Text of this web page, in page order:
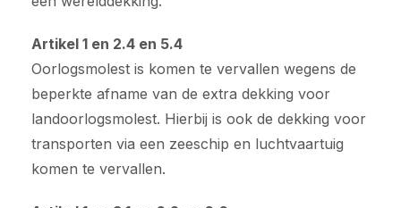
Artikel 1 en 2.4 en 5.4
Oorlogsmolest is komen te vervallen wegens de
beperkte afname van de extra dekking voor
landoorlogsmolest. Hierbij is ook de dekking voor
transporten via een zeeschip en luchtvaartuig
komen te vervallen.